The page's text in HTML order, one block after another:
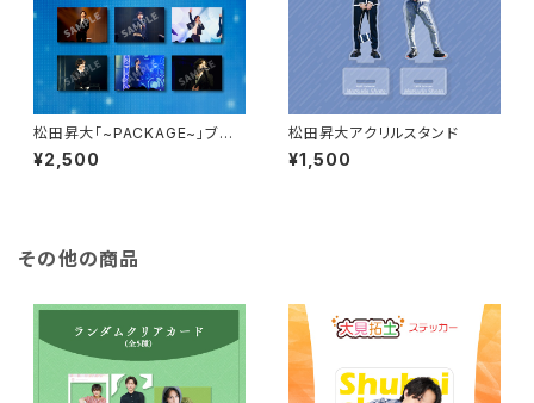
松田昇大「~PACKAGE~」ブロ
マイドBセット（L判10枚1組）
¥2,500
松田昇大アクリルスタンド
¥1,500
その他の商品